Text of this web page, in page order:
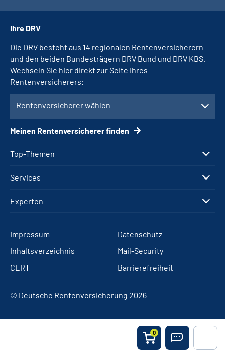
0
Top-Themen
Services
Experten
Ihre DRV
Die DRV besteht aus 14 regionalen Rentenversicherern
und den beiden Bundesträgern DRV Bund und DRV KBS.
Wechseln Sie hier direkt zur Seite Ihres
Rentenversicherers:
Rentenversicherer wählen
Meinen Rentenversicherer finden
Impressum
Datenschutz
Inhaltsverzeichnis
Mail-Security
CERT
Barrierefreiheit
© Deutsche Rentenversicherung 2026